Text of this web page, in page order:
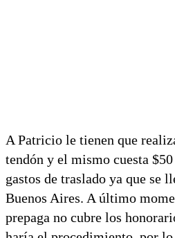
A Patricio le tienen que
tendón y el mismo cuesta
gastos de traslado ya que se
Buenos Aires. A último
prepaga no cubre los